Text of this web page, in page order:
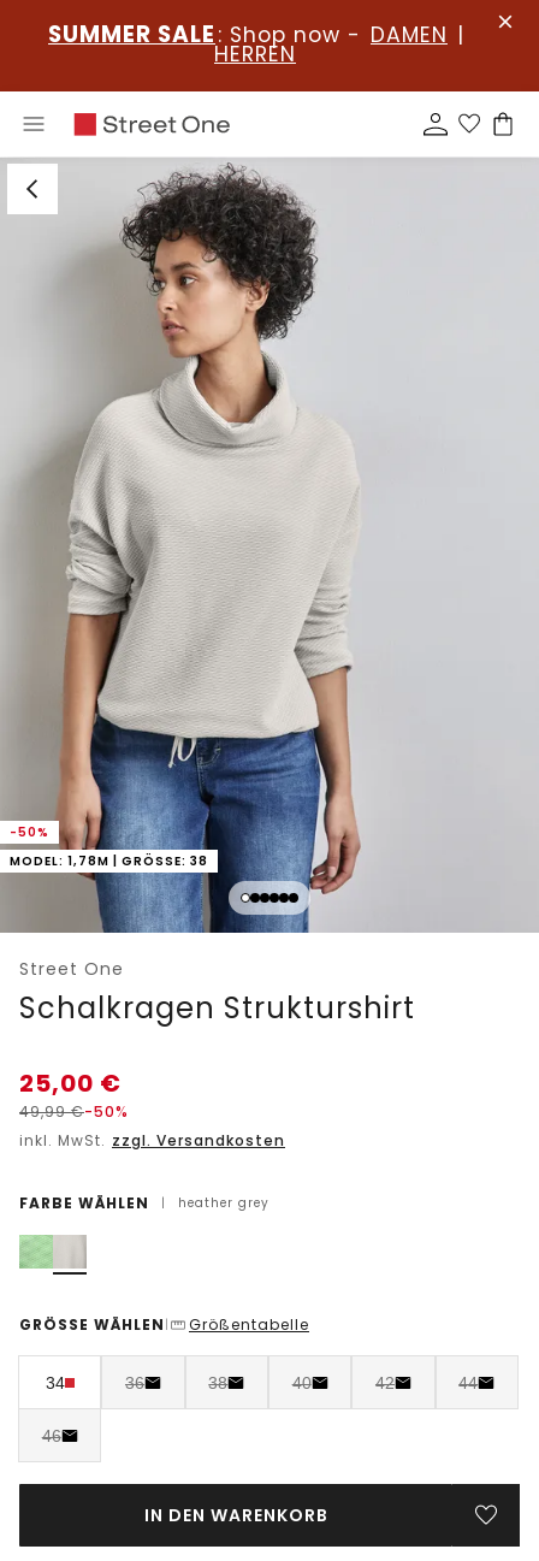
SUMMER SALE : Shop now - DAMEN |
HERREN
-50%
MODEL: 1,78M | GRÖSSE: 38
Street One
Schalkragen Strukturshirt
25,00 €
49,99€-50%
inkl. MwSt. zzgl. Versandkosten
FARBE WÄHLEN | heather grey
GRÖSSE WÄHLEN | Größentabelle
34 36 38 40 42 44
46
IN DEN WARENKORB